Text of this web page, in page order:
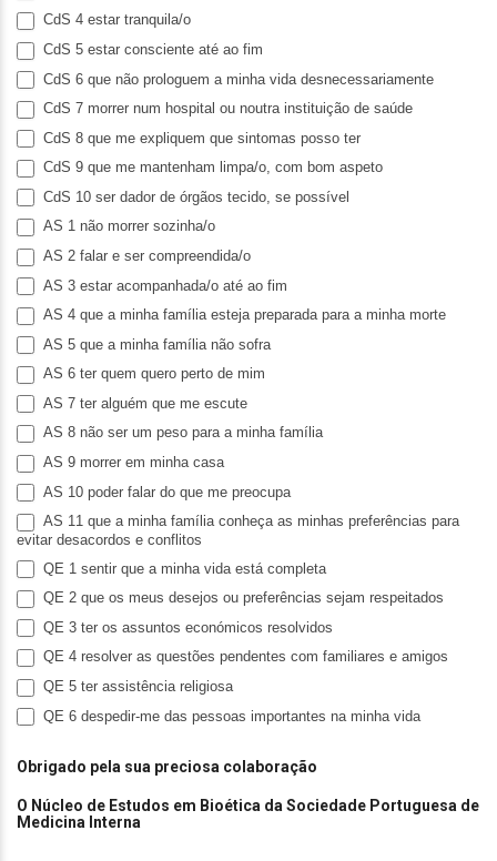
CdS 4 estar tranquila/o
CdS 5 estar consciente até ao fim
CdS 6 que não prologuem a minha vida desnecessariamente
CdS 7 morrer num hospital ou noutra instituição de saúde
CdS 8 que me expliquem que sintomas posso ter
CdS 9 que me mantenham limpa/o, com bom aspeto
CdS 10 ser dador de órgãos tecido, se possível
AS 1 não morrer sozinha/o
AS 2 falar e ser compreendida/o
AS 3 estar acompanhada/o até ao fim
AS 4 que a minha família esteja preparada para a minha morte
AS 5 que a minha família não sofra
AS 6 ter quem quero perto de mim
AS 7 ter alguém que me escute
AS 8 não ser um peso para a minha família
AS 9 morrer em minha casa
AS 10 poder falar do que me preocupa
AS 11 que a minha família conheça as minhas preferências para
evitar desacordos e conflitos
QE 1 sentir que a minha vida está completa
QE 2 que os meus desejos ou preferências sejam respeitados
QE 3 ter os assuntos económicos resolvidos
QE 4 resolver as questões pendentes com familiares e amigos
QE 5 ter assistência religiosa
QE 6 despedir-me das pessoas importantes na minha vida
Obrigado pela sua preciosa colaboração
O Núcleo de Estudos em Bioética daSociedade Portuguesa de
Medicina Interna